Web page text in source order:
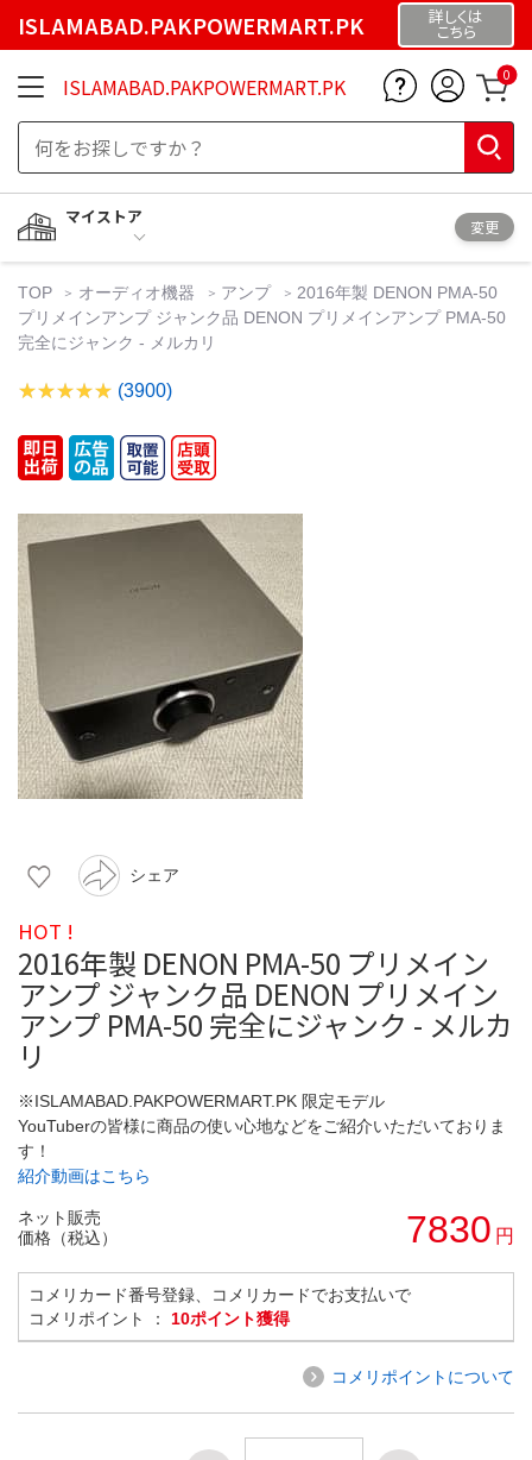
ISLAMABAD.PAKPOWERMART.PK 詳しくは
こちら
ISLAMABAD.PAKPOWERMART.PK 0
マイストア
変更
TOP オーディオ機器 アンプ
2016年製 DENON PMA-50
プリメインアンプ ジャンク品 DENON プリメインアンプ PMA-50
完全にジャンク - メルカリ
(3900)
シェア
HOT !
2016年製 DENON PMA-50 プリメイン
アンプ ジャンク品 DENON プリメイン
アンプ PMA-50 完全にジャンク - メルカ
リ
※ISLAMABAD.PAKPOWERMART.PK 限定モデル
YouTuberの皆様に商品の使い心地などをご紹介いただいておりま
す！
紹介動画はこちら
ネット販売
価格（税込）
7830 円
コメリカード番号登録、コメリカードでお支払いで
コメリポイント ： 10ポイント獲得
コメリポイントについて